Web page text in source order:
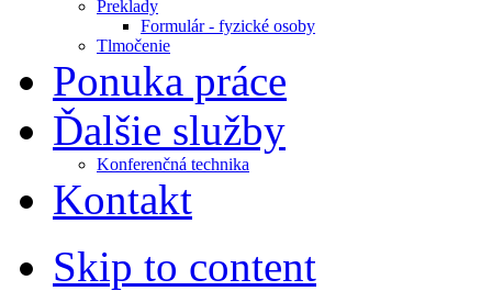
Preklady
Formulár - fyzické osoby
Tlmočenie
Ponuka práce
Ďalšie služby
Konferenčná technika
Kontakt
Skip to content